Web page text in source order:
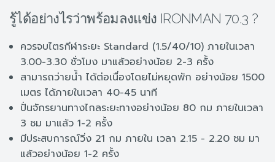
รู้ได้อย่างไรว่าพร้อมลงแข่ง IRONMAN 70.3 ?
ควรจบไตรกีฬาระยะ Standard (1.5/40/10) ภายในเวลา
3.00-3.30 ชั่วโมง มาแล้วอย่างน้อย 2-3 ครั้ง
สามารถว่ายน้ำ ได้ต่อเนื่องโดยไม่หยุดพัก อย่างน้อย 1500
เมตร ได้ภายในเวลา 40-45 นาที
ปั่นจักรยานทางไกลระยะทางอย่างน้อย 80 กม ภายในเวลา
3 ชม มาแล้ว 1-2 ครั้ง
มีประสบการณ์วิ่ง 21 กม ภายใน เวลา 2.15 - 2.20 ชม มา
แล้วอย่างน้อย 1-2 ครั้ง